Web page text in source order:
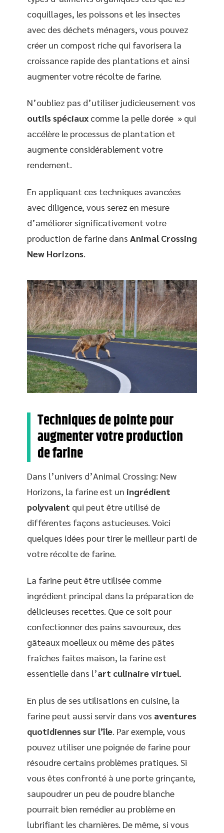
coquillages, les poissons et les insectes
avec des déchets ménagers, vous pouvez
créer un compost riche qui favorisera la
croissance rapide des plantations et ainsi
augmenter votre récolte de farine.
N’oubliez pas d’utiliser judicieusement vos
outils spéciaux comme la pelle dorée » qui
accélère le processus de plantation et
augmente considérablement votre
rendement.
En appliquant ces techniques avancées
avec diligence, vous serez en mesure
d’améliorer significativement votre
production de farine dans Animal Crossing
New Horizons
Techniques de pointe pour
augmenter votre production
de farine
Dans l’univers d’Animal Crossing: New
Horizons, la farine est un ingrédient
polyvalent qui peut être utilisé de
différentes façons astucieuses. Voici
quelques idées pour tirer le meilleur parti de
votre récolte de farine.
La farine peut être utilisée comme
ingrédient principal dans la préparation de
délicieuses recettes. Que ce soit pour
confectionner des pains savoureux, des
gâteaux moelleux ou même des pâtes
fraîches faites maison, la farine est
essentielle dans l’art culinaire virtuel.
En plus de ses utilisations en cuisine, la
farine peut aussi servir dans vos aventures
quotidiennes sur l’île. Par exemple, vous
pouvez utiliser une poignée de farine pour
résoudre certains problèmes pratiques. Si
vous êtes confronté à une porte grinçante,
saupoudrer un peu de poudre blanche
pourrait bien remédier au problème en
lubrifiant les charnières. De même, si vous